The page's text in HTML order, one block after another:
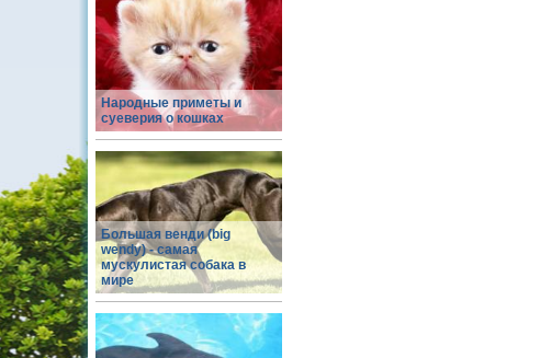
Народные приметы и
суеверия о кошках
Большая венди (big
wendy) - самая
мускулистая собака в
мире